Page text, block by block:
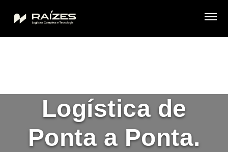
Logística de
Ponta a Ponta.